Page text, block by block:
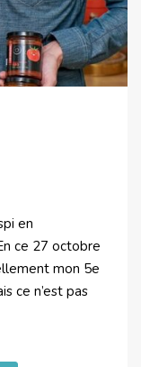
en
ce 27 octobre
mon 5e
ce n’est pas